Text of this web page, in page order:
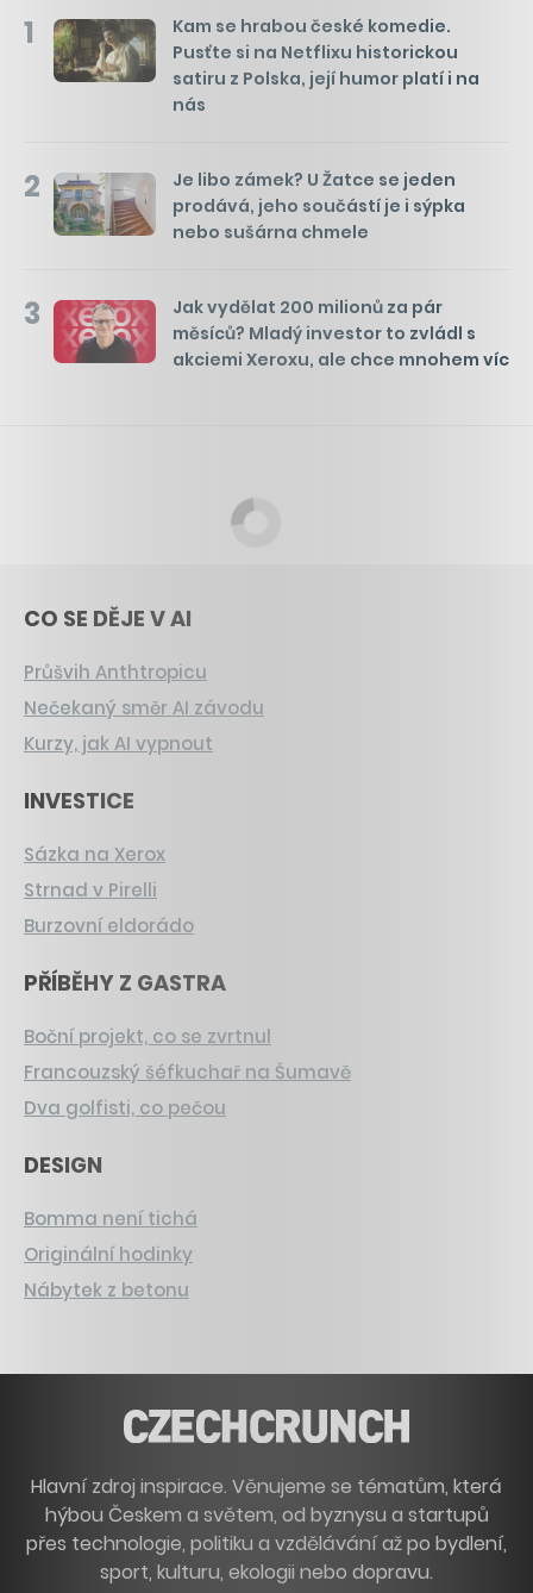
1
Kam se hrabou české komedie.
Pusťte si na Netflixu historickou
satiru z Polska, její humor platí i na
nás
2
Je libo zámek? U Žatce se jeden
prodává, jeho součástí je i sýpka
nebo sušárna chmele
3
Jak vydělat 200 milionů za pár
měsíců? Mladý investor to zvládl s
akciemi Xeroxu, ale chce mnohem víc
CO SE DĚJE V AI
Průšvih Anthtropicu
Nečekaný směr AI závodu
Kurzy, jak AI vypnout
INVESTICE
Sázka na Xerox
Strnad v Pirelli
Burzovní eldorádo
PŘÍBĚHY Z GASTRA
Boční projekt, co se zvrtnul
Francouzský šéfkuchař na Šumavě
Dva golfisti, co pečou
DESIGN
Bomma není tichá
Originální hodinky
Nábytek z betonu
Hlavní zdroj inspirace. Věnujeme se tématům, která
hýbou Českem a světem, od byznysu a startupů
přes technologie, politiku a vzdělávání až po bydlení,
sport, kulturu, ekologii nebo dopravu.